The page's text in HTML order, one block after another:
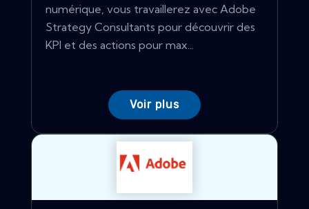
numérique, vous travaillerez avec Adobe
Strategy Consultants pour découvrir des
KPI et des actions pour max...
Voir plus